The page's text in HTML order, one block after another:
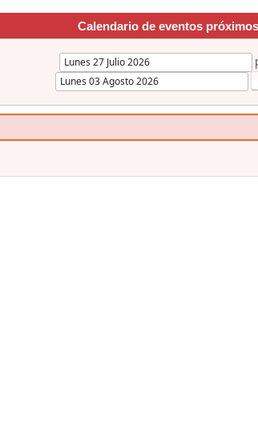
Calendario de eventos próximos